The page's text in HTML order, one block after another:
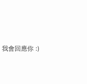
我會回應你 :)